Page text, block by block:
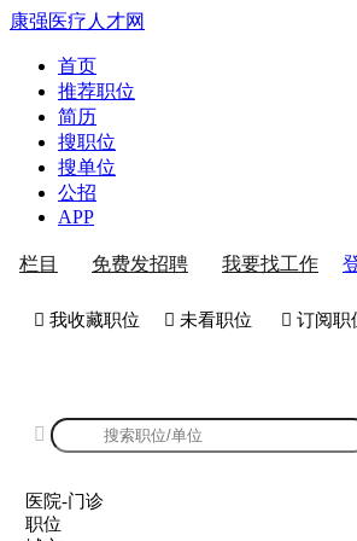
康强医疗人才网
首页
推荐职位
简历
搜职位
搜单位
公招
APP
栏目 免费发招聘 我要找工作
 我收藏职位  未看职位  订阅职

医院-门诊
职位